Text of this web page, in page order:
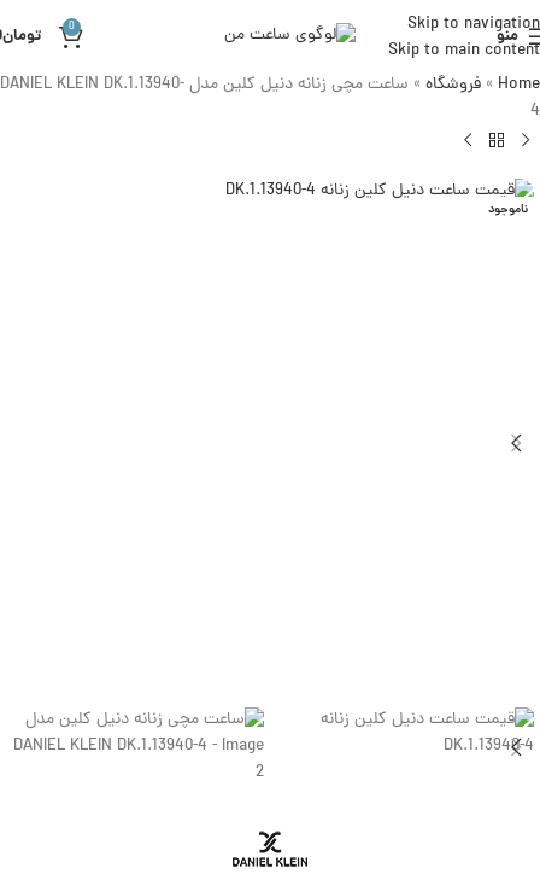
Skip to navigation
Skip to main content
منو 0 تومان
Home
» فروشگاه »
ساعت مچی زنانه دنیل کلین مدل DANIEL KLEIN DK.1.13940-
4
ناموجود